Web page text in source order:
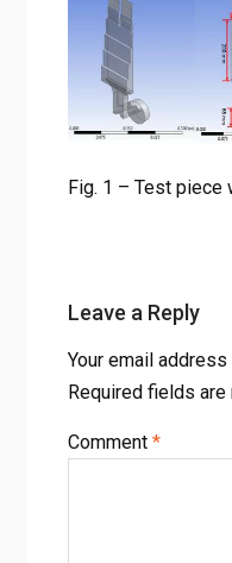
팅 기공 결
Fig. 1 –
Fig. 1 – Test piece
Leave a Reply
Your email
Required fields are
Comment *